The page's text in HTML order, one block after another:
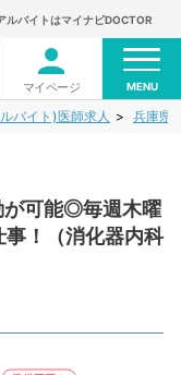
ルバイトはマイナビDOCTOR
マイページ MENU
バイト)医師求人 兵庫県
が可能◎毎週木曜
！（消化器内科